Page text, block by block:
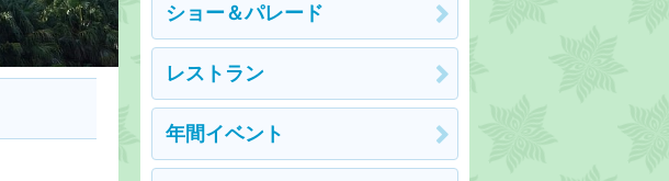
ショー＆パレード
レストラン
年間イベント